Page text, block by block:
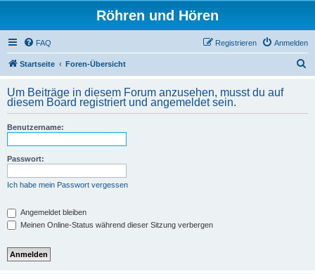
Röhren und Hören
FAQ Anmelden
Registrieren
Startseite Foren-Übersicht
h
Um Beiträge in diesem Forum anzusehen, musst du auf
diesem Board registriert und angemeldet sein.
Benutzername:
Passwort:
Ich habe mein Passwort vergessen
Angemeldet bleiben
Meinen Online-Status während dieser Sitzung verbergen